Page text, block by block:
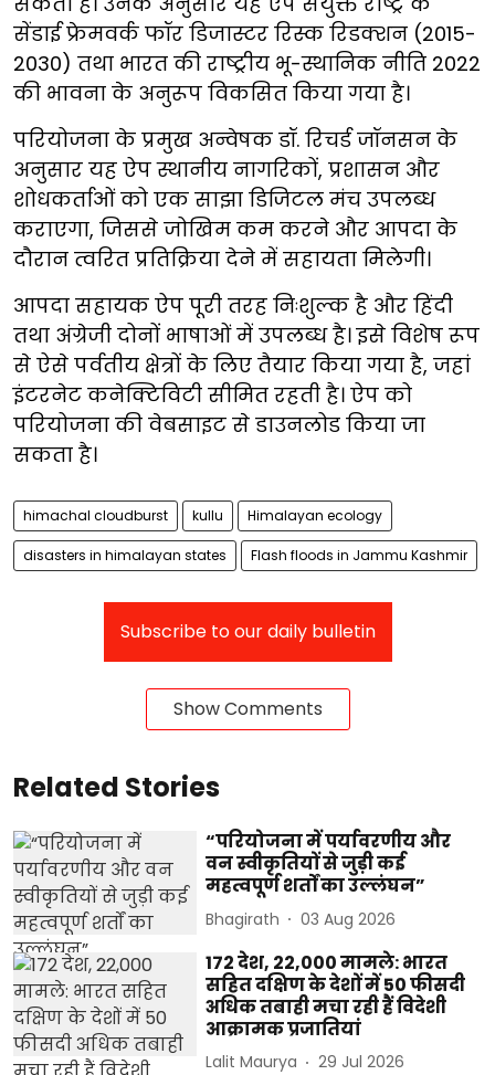
सेंडाई फ्रेमवर्क फॉर डिजास्टर रिस्क रिडक्शन (2015-
2030) तथा भारत की राष्ट्रीय भू-स्थानिक नीति 2022
की भावना के अनुरूप विकसित किया गया है।
परियोजना के प्रमुख अन्वेषक डॉ. रिचर्ड जॉनसन के
अनुसार यह ऐप स्थानीय नागरिकों, प्रशासन और
शोधकर्ताओं को एक साझा डिजिटल मंच उपलब्ध
कराएगा, जिससे जोखिम कम करने और आपदा के
दौरान त्वरित प्रतिक्रिया देने में सहायता मिलेगी।
आपदा सहायक ऐप पूरी तरह निःशुल्क है और हिंदी
तथा अंग्रेजी दोनों भाषाओं में उपलब्ध है। इसे विशेष रूप
से ऐसे पर्वतीय क्षेत्रों के लिए तैयार किया गया है, जहां
इंटरनेट कनेक्टिविटी सीमित रहती है। ऐप को
परियोजना की वेबसाइट से डाउनलोड किया जा
सकता है।
himachal cloudburst kullu Himalayan ecology
disasters in himalayan states Flash floods in Jammu Kashmir
Subscribe to our daily bulletin
Show Comments
Related Stories
“परियोजना में पर्यावरणीय और
वन स्वीकृतियों से जुड़ी कई
महत्वपूर्ण शर्तों का उल्लंघन”
Bhagirath 03 Aug 2026
172 देश, 22,000 मामले: भारत
सहित दक्षिण के देशों में 50 फीसदी
अधिक तबाही मचा रही हैं विदेशी
आक्रामक प्रजातियां
Lalit Maurya 29 Jul 2026